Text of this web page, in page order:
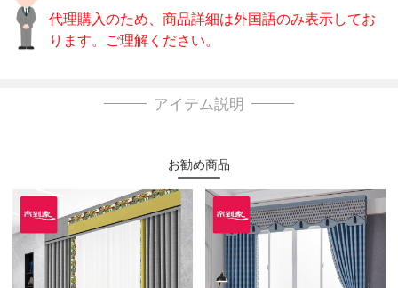
代理購入のため、商品詳細は外国語のみ表示してお
ります。ご理解ください。
アイテム説明
お勧め商品